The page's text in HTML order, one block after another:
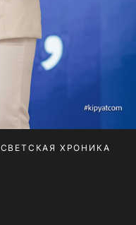
СВЕТСКАЯ ХРОНИКА